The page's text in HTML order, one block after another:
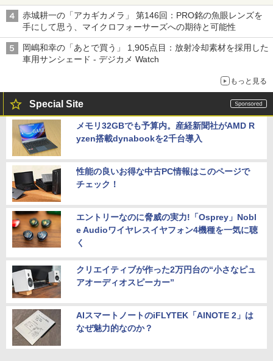
赤城耕一の「アカギカメラ」 第146回：PRO銘の魚眼レンズを
手にして思う、マイクロフォーサーズへの期待と可能性
岡嶋和幸の「あとで買う」 1,905点目：放射冷却素材を採用した
車用サンシェード - デジカメ Watch
もっと見る
Special Site
メモリ32GBでも予算内。産経新聞社がAMD R
yzen搭載dynabookを2千台導入
性能の良いお得な中古PC情報はこのページで
チェック！
エントリーなのに脅威の実力!「Osprey」Nobl
e Audioワイヤレスイヤフォン4機種を一気に聴
く
クリエイティブが作った2万円台の“小さなピュ
アオーディオスピーカー”
AIスマートノートのiFLYTEK「AINOTE 2」は
なぜ魅力的なのか？